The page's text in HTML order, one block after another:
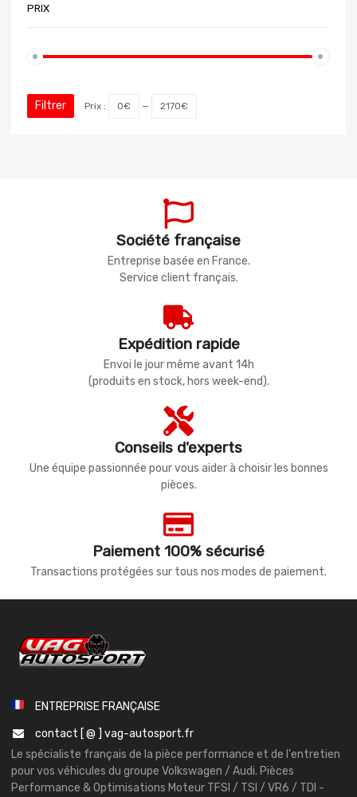
PRIX
Filtrer Prix : 0€ — 2170€
Société française
Entreprise basée en France.
Service client français.
Expédition rapide
Envoi le jour même avant 14h
(produits en stock, hors week-end).
Conseils d'experts
Une équipe passionnée pour vous aider à choisir les bonnes
pièces.
Paiement 100% sécurisé
Transactions protégées sur tous nos modes de paiement.
ENTREPRISE FRANÇAISE
contact [ @ ] vag-autosport.fr
Le spécialiste français de la pièce performance et de l'entretien
pour vos véhicules du groupe Volkswagen / Audi. Pièces
Performance & Optimisations Moteur TFSI / TSI / VR6 / TDI -